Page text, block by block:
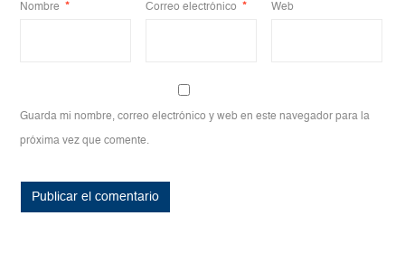
Nombre * Correo electrónico * Web
Guarda mi nombre, correo electrónico y web en este navegador para la
próxima vez que comente.